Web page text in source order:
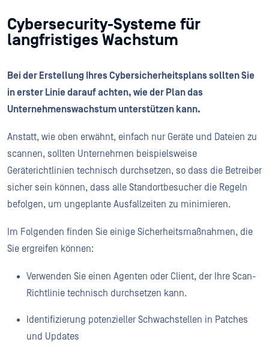
Cybersecurity-Systeme für
langfristiges Wachstum
Bei der Erstellung Ihres Cybersicherheitsplans sollten Sie
in erster Linie darauf achten, wie der Plan das
Unternehmenswachstum unterstützen kann.
Anstatt, wie oben erwähnt, einfach nur Geräte und Dateien zu
scannen, sollten Unternehmen beispielsweise
Geräterichtlinien technisch durchsetzen, so dass die Betreiber
sicher sein können, dass alle Standortbesucher die Regeln
befolgen, um ungeplante Ausfallzeiten zu minimieren.
Im Folgenden finden Sie einige Sicherheitsmaßnahmen, die
Sie ergreifen können:
Verwenden Sie einen Agenten oder Client, der Ihre Scan-
Richtlinie technisch durchsetzen kann.
Identifizierung potenzieller Schwachstellen in Patches
und Updates